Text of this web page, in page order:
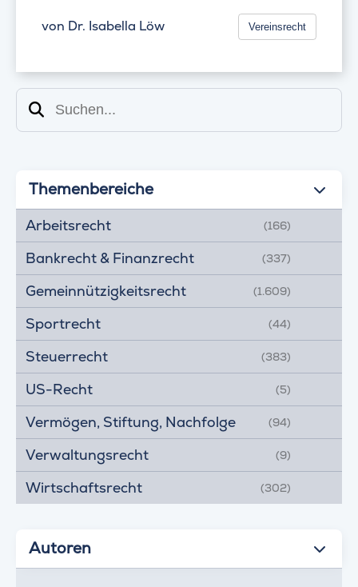
von Dr. Isabella Löw Vereinsrecht
Suchen
Themenbereiche
Arbeitsrecht (166)
Bankrecht & Finanzrecht (337)
Gemeinnützigkeitsrecht (1.609)
Sportrecht (44)
Steuerrecht (383)
US-Recht (5)
Vermögen, Stiftung, Nachfolge (94)
Verwaltungsrecht (9)
Wirtschaftsrecht (302)
Autoren